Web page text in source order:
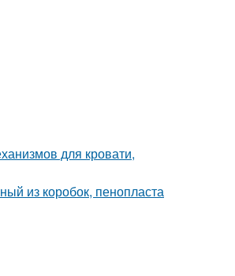
для кровати,
из коробок, пенопласта